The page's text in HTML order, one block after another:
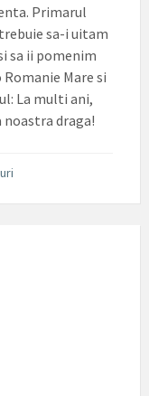
Primarul
sa-i uitam
sa ii pomenim
Mare si
La multi ani,
draga!